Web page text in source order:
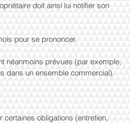
doit ainsi lui notifier son
pour se prononcer.
néanmoins prévues (par exemple,
dans un ensemble commercial).
obligations (entretien,